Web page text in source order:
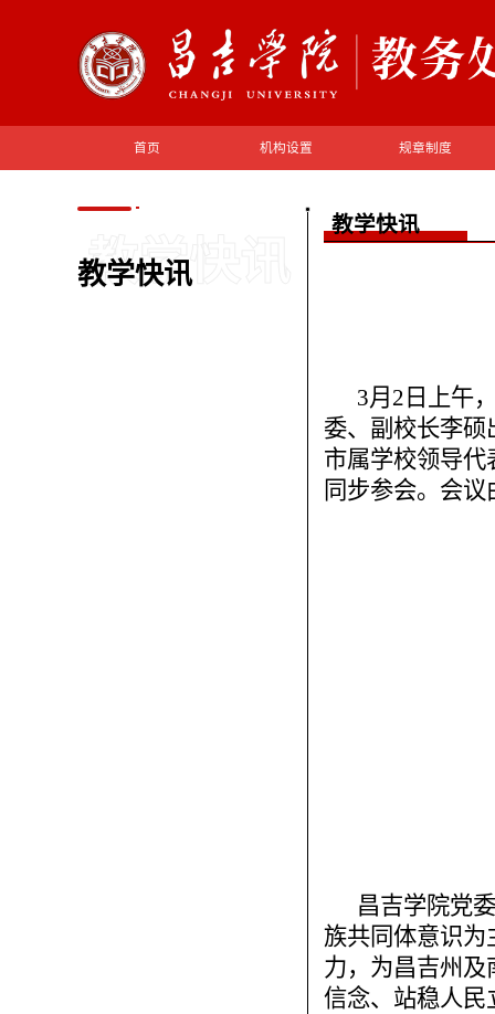
首页 机构设置 规章制度
教学快讯
教学快讯
教学快讯
3月2日上午
委、副校长李
市属学校领导代
同步参会。会
昌吉学院党
族共同体意识为
力，为昌吉州
信念、站稳人民